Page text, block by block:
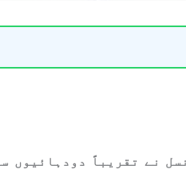
نے تقریباً دودہائیوں